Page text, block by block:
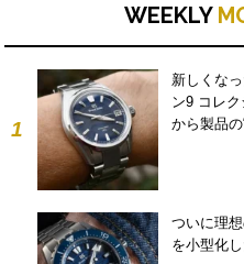
WEEKLY
1
新しくな
ン9 コレ
から製品の
ついに理
を小型化